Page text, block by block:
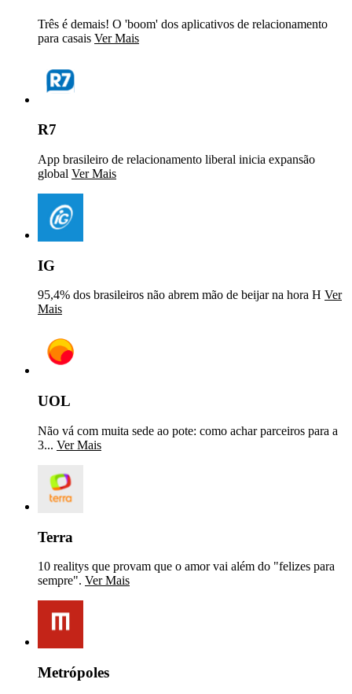
Três é demais! O 'boom' dos aplicativos de relacionamento
para casais Ver Mais
R7
App brasileiro de relacionamento liberal inicia expansão
global Ver Mais
IG
95,4% dos brasileiros não abrem mão de beijar na hora H Ver
Mais
UOL
Não vá com muita sede ao pote: como achar parceiros para a
3... Ver Mais
Terra
10 realitys que provam que o amor vai além do "felizes para
sempre". Ver Mais
Metrópoles